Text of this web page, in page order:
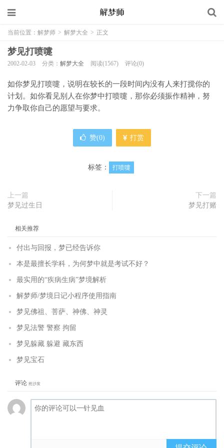
当前位置： 解梦师 > 解梦大全 > 正文
梦见打喷嚏
2002-02-03 分类： 解梦大全 阅读(1567) 评论(0)
如你梦见打喷嚏，说明在较长的一段时间内没有人来打搅你的
计划。如你看见别人在你梦中打喷嚏，那你必须振作精神，努
力争取你自己的愿望与要求。
赞(0) 打赏
标签： 打喷嚏
上一篇
梦见过生日
下一篇
梦见打赌
相关推荐
付出与回报，梦已经告诉你
本是最擅长学科，为何梦中就是考试不好？
最实用的“疾病生病”梦境解析
解梦师/梦境日记小程序使用指南
梦见佛祖、菩萨、神佛、神灵
梦见法警 警察 拘留
梦见躲藏 躲避 藏东西
梦见宝石
评论 抢沙发